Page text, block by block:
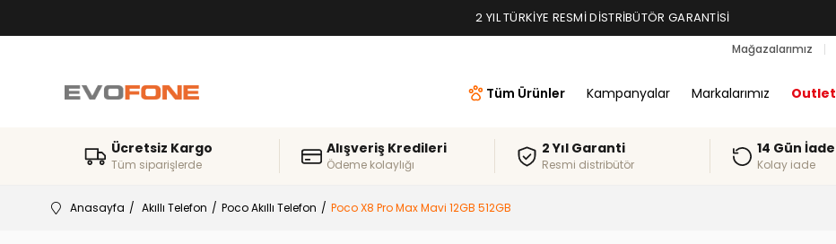
2 YIL TÜRKIYE RESMI DISTRIBÜTÖR GARANTISI
Mağazalarımız
Tüm Ürünler Kampanyalar Markalarımız Outlet
Ücretsiz Kargo
Tüm siparişlerde
Alışveriş Kredileri
Ödeme kolaylığı
2 Yıl Garanti
Resmi distribütör
14 Gün İade
Kolay iade
Anasayfa Akıllı Telefon Poco Akıllı Telefon Poco X8 Pro Max Mavi 12GB 512GB